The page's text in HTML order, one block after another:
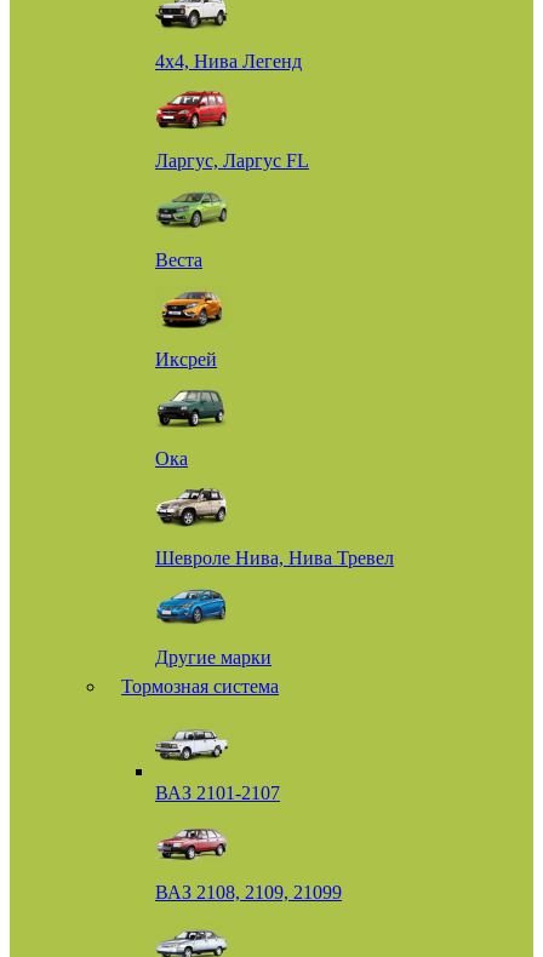
4х4, Нива Легенд
Ларгус, Ларгус FL
Веста
Иксрей
Ока
Шевроле Нива, Нива Тревел
Другие марки
Тормозная система
ВАЗ 2101-2107
ВАЗ 2108, 2109, 21099